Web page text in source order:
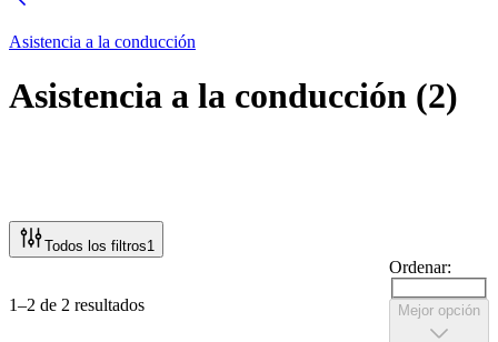
Asistencia a la conducción
Asistencia a la conducción (2)
Todos los filtros1
1–2 de 2 resultados
Ordenar:
Mejor opción